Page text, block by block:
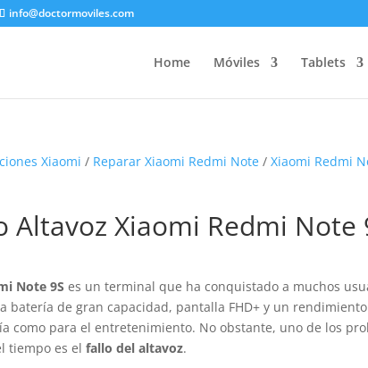
info@doctormoviles.com
Home Móviles Tablets
Xiaomi / Reparar Xiaomi Redmi Note /Xiaomi Redmi
Altavoz Xiaomi Redmi Note
Note 9S es un terminal que ha conquistado a muchos
batería de gran capacidad, pantalla FHD+ y un
como para el entretenimiento. No obstante, uno de los
tiempo es elfallo del altavoz.